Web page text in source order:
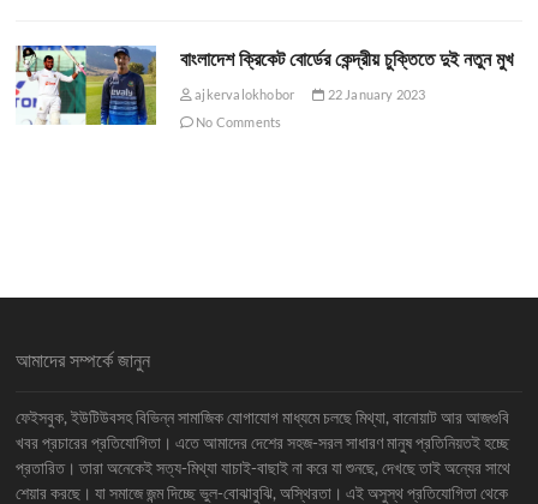
বাংলাদেশ ক্রিকেট বোর্ডের কেন্দ্রীয় চুক্তিতে দুই নতুন মুখ
ajkervalokhobor
22 January 2023
No Comments
আমাদের সম্পর্কে জানুন
ফেইসবুক, ইউটিউবসহ বিভিন্ন সামাজিক যোগাযোগ মাধ্যমে চলছে মিথ্যা, বানোয়াট আর আজগুবি
খবর প্রচারের প্রতিযোগিতা। এতে আমাদের দেশের সহজ-সরল সাধারণ মানুষ প্রতিনিয়তই হচ্ছে
প্রতারিত। তারা অনেকেই সত্য-মিথ্যা যাচাই-বাছাই না করে যা শুনছে, দেখছে তাই অন্যের সাথে
শেয়ার করছে। যা সমাজে জন্ম দিচ্ছে ভুল-বোঝাবুঝি, অস্থিরতা। এই অসুস্থ প্রতিযোগিতা থেকে